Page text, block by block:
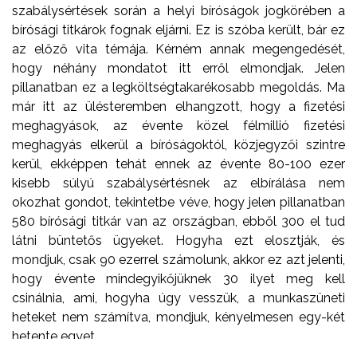
szabálysértések során a helyi bíróságok jogkörében a
bírósági titkárok fognak eljárni. Ez is szóba került, bár ez
az előző vita témája. Kérném annak megengedését,
hogy néhány mondatot itt erről elmondjak. Jelen
pillanatban ez a legköltségtakarékosabb megoldás. Ma
már itt az ülésteremben elhangzott, hogy a fizetési
meghagyások, az évente közel félmillió fizetési
meghagyás elkerül a bíróságoktól, közjegyzői szintre
kerül, ekképpen tehát ennek az évente 80-100 ezer
kisebb súlyú szabálysértésnek az elbírálása nem
okozhat gondot, tekintetbe véve, hogy jelen pillanatban
580 bírósági titkár van az országban, ebből 300 el tud
látni büntetős ügyeket. Hogyha ezt elosztják, és
mondjuk, csak 90 ezerrel számolunk, akkor ez azt jelenti,
hogy évente mindegyikőjüknek 30 ilyet meg kell
csinálnia, ami, hogyha úgy vesszük, a munkaszüneti
heteket nem számítva, mondjuk, kényelmesen egy-két
hetente egyet.